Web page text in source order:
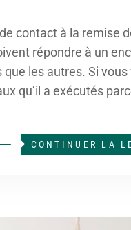
contact à la remise
répondre à un
les autres. Si
qu’il a exécutés
CONTINUER LA